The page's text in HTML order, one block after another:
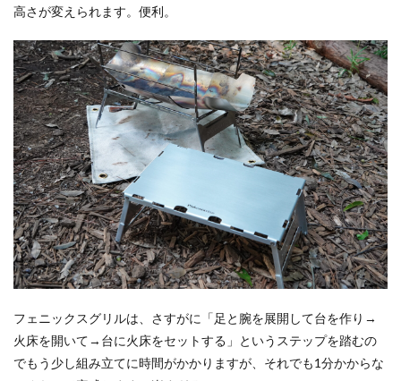
高さが変えられます。便利。
フェニックスグリルは、さすがに「足と腕を展開して台を作り→
火床を開いて→台に火床をセットする」というステップを踏むの
でもう少し組み立てに時間がかかりますが、それでも1分かからな